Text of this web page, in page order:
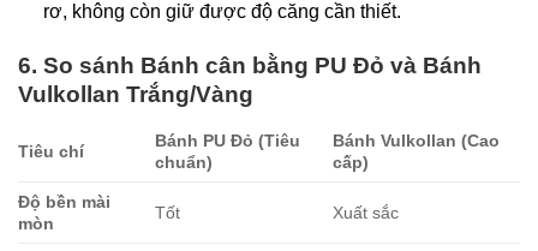
rơ, không còn giữ được độ căng cần thiết.
6. So sánh Bánh cân bằng PU Đỏ và Bánh
Vulkollan Trắng/Vàng
Tiêu chí
Bánh PU Đỏ (Tiêu
chuẩn)
Bánh Vulkollan (Cao
cấp)
Độ bền mài
mòn
Tốt Xuất sắc